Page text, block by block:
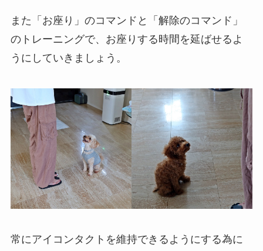
また「お座り」のコマンドと「解除のコマンド」
のトレーニングで、お座りする時間を延ばせるよ
うにしていきましょう。
常にアイコンタクトを維持できるようにする為に